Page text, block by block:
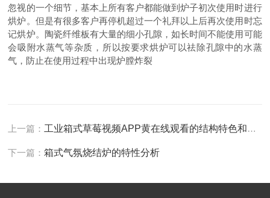
忽视的一个细节，基本上所有客户都能做到炉子初次使用时进行
烘炉。但是有很多客户再停机超过一个礼拜以上后再次使用时忘
记烘炉。陶瓷纤维板有大量的细小孔隙，如长时间不能使用可能
会吸附水蒸气等杂质，所以按要求烘炉可以祛除孔隙中的水蒸
气，防止在使用过程中出现炉膛炸裂
上一篇： 工业箱式草莓视频APP黄在线观看的结构特色和使用注意事项
下一篇：箱式气氛烧结炉的特性分析